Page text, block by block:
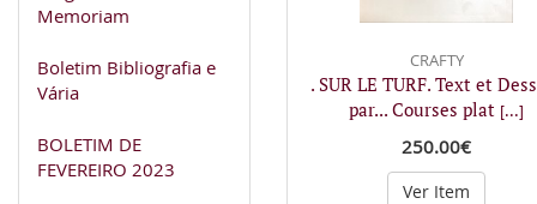
Memoriam
Boletim Bibliografia e
Vária
BOLETIM DE
FEVEREIRO 2023
CRAFTY
. SUR LE TURF. Text et
par... Courses plat [...]
250.00€
Ver Item